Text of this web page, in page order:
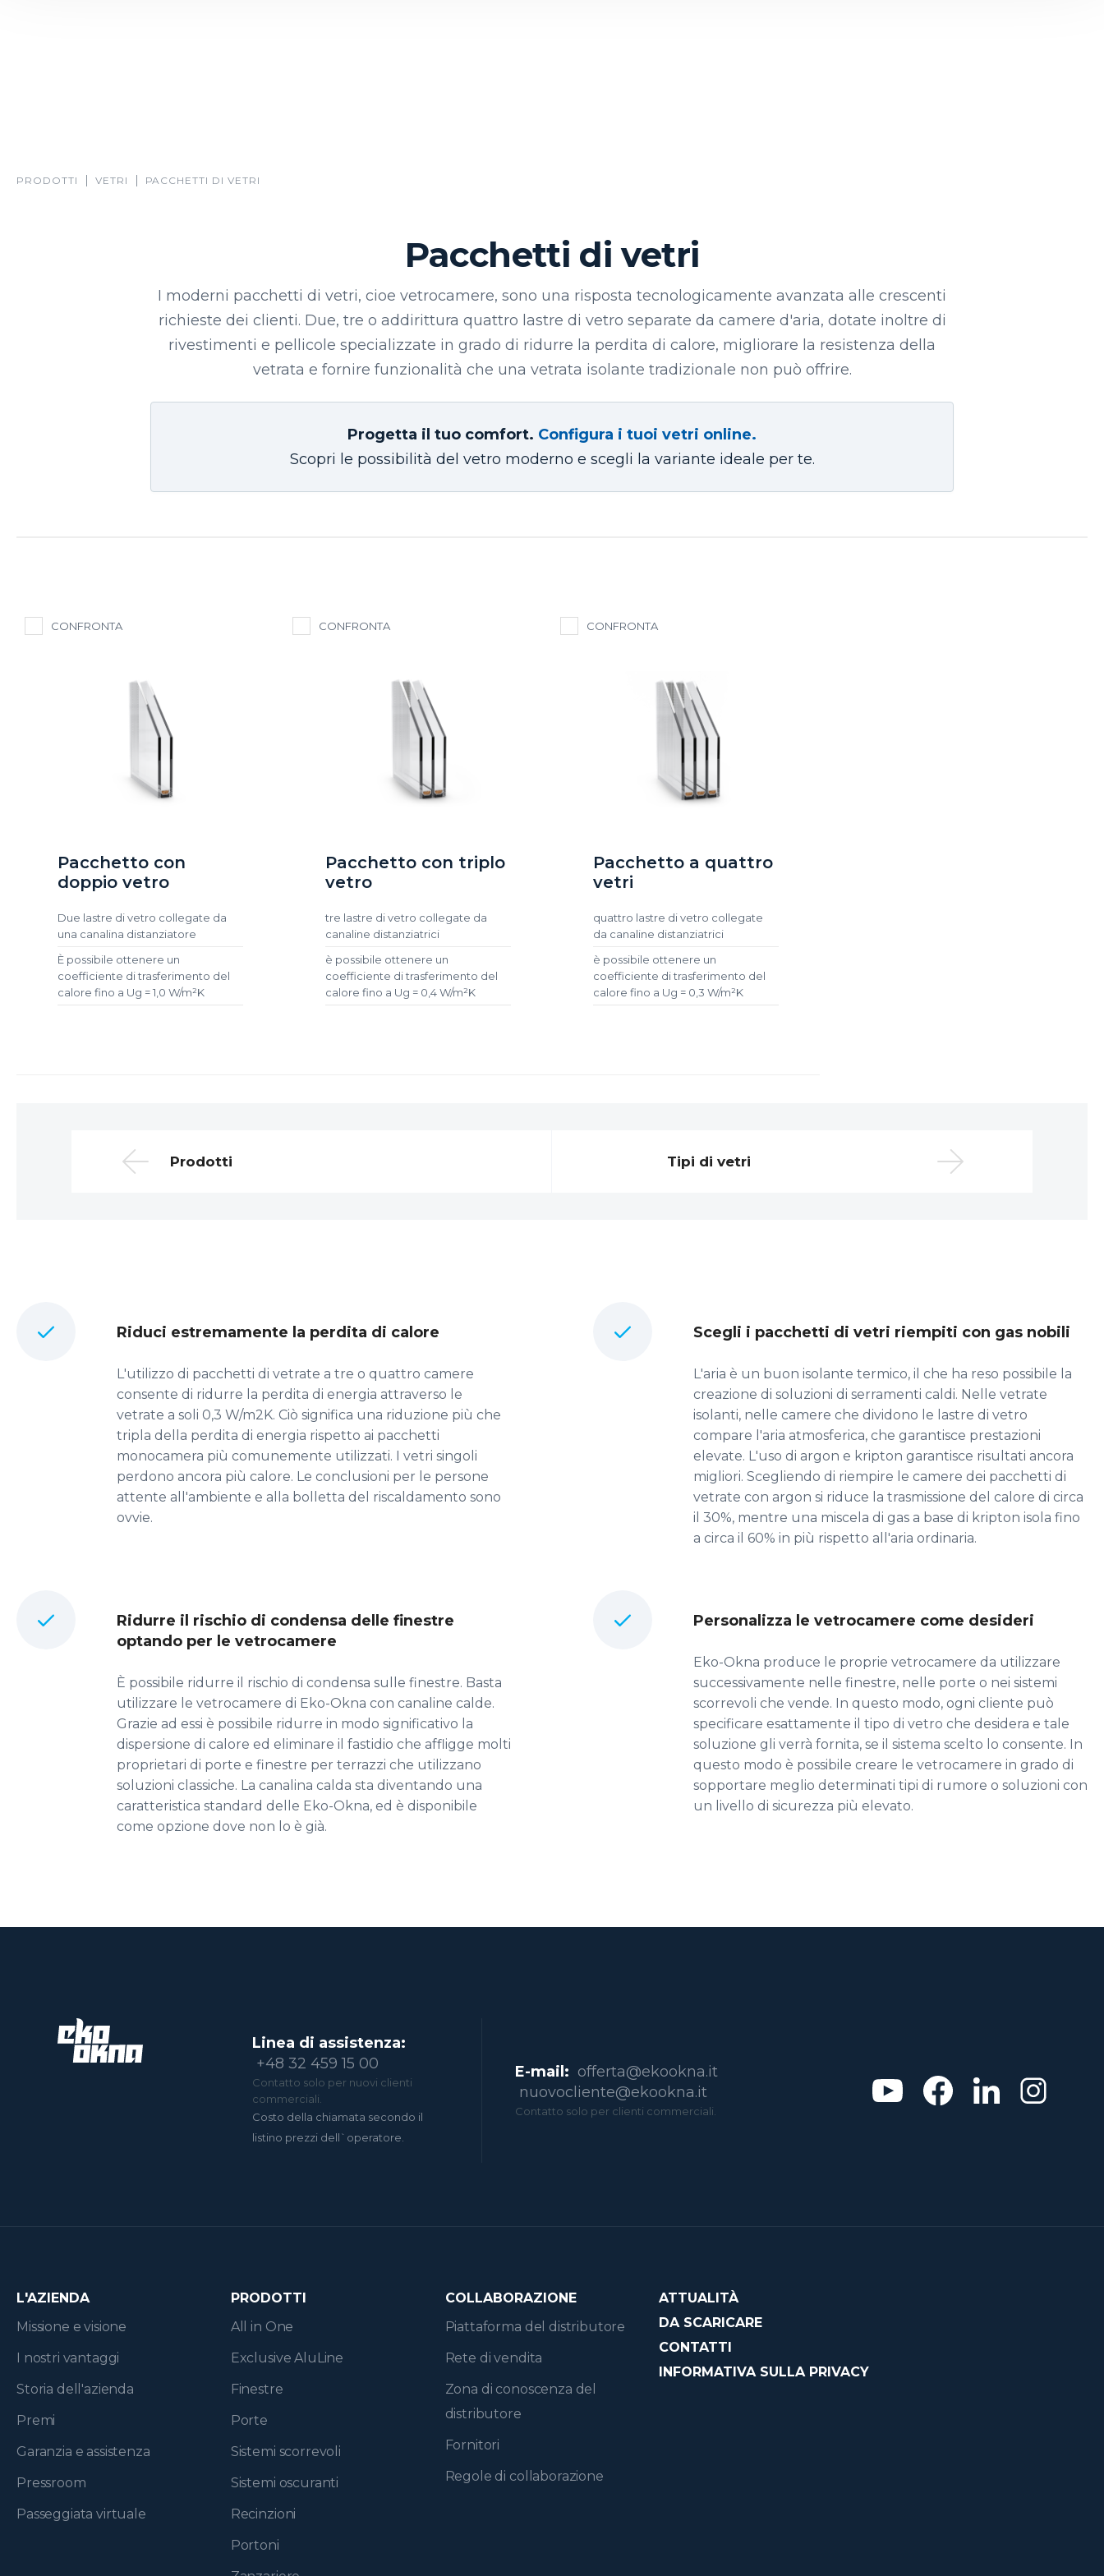
PRODOTTI VETRI PACCHETTI DI VETRI
Pacchetti di vetri
I moderni pacchetti di vetri, cioe vetrocamere, sono una risposta tecnologicamente avanzata alle crescenti
richieste dei clienti. Due, tre o addirittura quattro lastre di vetro separate da camere d'aria, dotate inoltre di
rivestimenti e pellicole specializzate in grado di ridurre la perdita di calore, migliorare la resistenza della
vetrata e fornire funzionalità che una vetrata isolante tradizionale non può offrire.
Progetta il tuo comfort. Configura i tuoi vetri online.
Scopri le possibilità del vetro moderno e scegli la variante ideale per te.
CONFRONTA
Pacchetto con
doppio vetro
Due lastre di vetro collegate da
una canalina distanziatore
È possibile ottenere un
coefficiente di trasferimento del
calore fino a Ug = 1,0 W/m²K
CONFRONTA
Pacchetto con triplo
vetro
tre lastre di vetro collegate da
canaline distanziatrici
è possibile ottenere un
coefficiente di trasferimento del
calore fino a Ug = 0,4 W/m²K
CONFRONTA
Pacchetto a quattro
vetri
quattro lastre di vetro collegate
da canaline distanziatrici
è possibile ottenere un
coefficiente di trasferimento del
calore fino a Ug = 0,3 W/m²K
Prodotti Tipi di vetri
Riduci estremamente la perdita di calore
L'utilizzo di pacchetti di vetrate a tre o quattro camere
consente di ridurre la perdita di energia attraverso le
vetrate a soli 0,3 W/m2K. Ciò significa una riduzione più che
tripla della perdita di energia rispetto ai pacchetti
monocamera più comunemente utilizzati. I vetri singoli
perdono ancora più calore. Le conclusioni per le persone
attente all'ambiente e alla bolletta del riscaldamento sono
ovvie.
Scegli i pacchetti di vetri riempiti con gas nobili
L'aria è un buon isolante termico, il che ha reso possibile la
creazione di soluzioni di serramenti caldi. Nelle vetrate
isolanti, nelle camere che dividono le lastre di vetro
compare l'aria atmosferica, che garantisce prestazioni
elevate. L'uso di argon e kripton garantisce risultati ancora
migliori. Scegliendo di riempire le camere dei pacchetti di
vetrate con argon si riduce la trasmissione del calore di circa
il 30%, mentre una miscela di gas a base di kripton isola fino
a circa il 60% in più rispetto all'aria ordinaria.
Ridurre il rischio di condensa delle finestre
optando per le vetrocamere
È possibile ridurre il rischio di condensa sulle finestre. Basta
utilizzare le vetrocamere di Eko-Okna con canaline calde.
Grazie ad essi è possibile ridurre in modo significativo la
dispersione di calore ed eliminare il fastidio che affligge molti
proprietari di porte e finestre per terrazzi che utilizzano
soluzioni classiche. La canalina calda sta diventando una
caratteristica standard delle Eko-Okna, ed è disponibile
come opzione dove non lo è già.
Personalizza le vetrocamere come desideri
Eko-Okna produce le proprie vetrocamere da utilizzare
successivamente nelle finestre, nelle porte o nei sistemi
scorrevoli che vende. In questo modo, ogni cliente può
specificare esattamente il tipo di vetro che desidera e tale
soluzione gli verrà fornita, se il sistema scelto lo consente. In
questo modo è possibile creare le vetrocamere in grado di
sopportare meglio determinati tipi di rumore o soluzioni con
un livello di sicurezza più elevato.
Linea di assistenza:
+48 32 459 15 00
Contatto solo per nuovi clienti
commerciali.
Costo della chiamata secondo il
listino prezzi dell`operatore.
E-mail: offerta@ekookna.it
nuovocliente@ekookna.it
Contatto solo per clienti commerciali.
L'AZIENDA
Missione e visione
I nostri vantaggi
Storia dell'azienda
Premi
Garanzia e assistenza
Pressroom
Passeggiata virtuale
PRODOTTI
All in One
Exclusive AluLine
Finestre
Porte
Sistemi scorrevoli
Sistemi oscuranti
Recinzioni
Portoni
COLLABORAZIONE
Piattaforma del distributore
Rete di vendita
Zona di conoscenza del
distributore
Fornitori
Regole di collaborazione
ATTUALITÀ
DA SCARICARE
CONTATTI
INFORMATIVA SULLA PRIVACY